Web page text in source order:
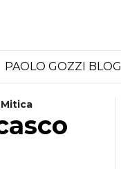
PAOLO GOZZI BLOG